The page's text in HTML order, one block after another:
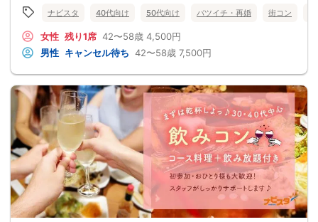
ナビスタ 40代向け 50代向け バツイチ・再婚 街コン
女性 残り1席 42〜58歳 4,500円
男性 キャンセル待ち 42〜58歳 7,500円